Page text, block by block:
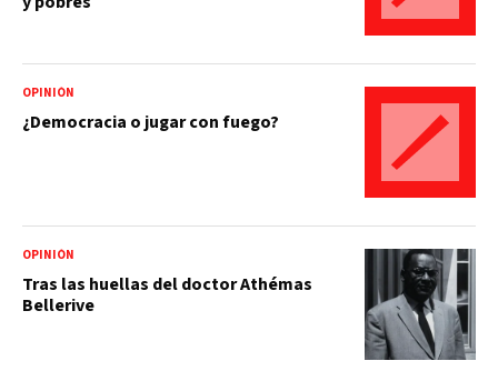
OPINIÓN
¿Democracia o jugar con fuego?
OPINIÓN
Tras las huellas del doctor Athémas
Bellerive